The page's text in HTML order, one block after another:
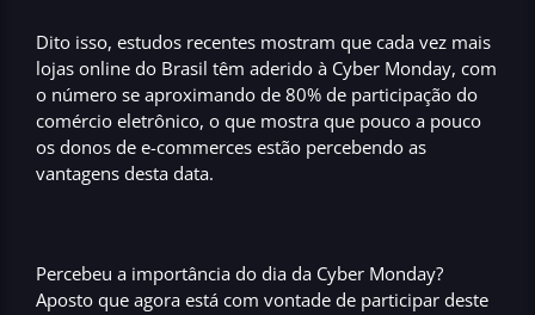
Dito isso, estudos recentes mostram que cada vez mais
lojas online do Brasil têm aderido à Cyber Monday, com
o número se aproximando de 80% de participação do
comércio eletrônico, o que mostra que pouco a pouco
os donos de e-commerces estão percebendo as
vantagens desta data.
Percebeu a importância do dia da Cyber Monday?
Aposto que agora está com vontade de participar deste